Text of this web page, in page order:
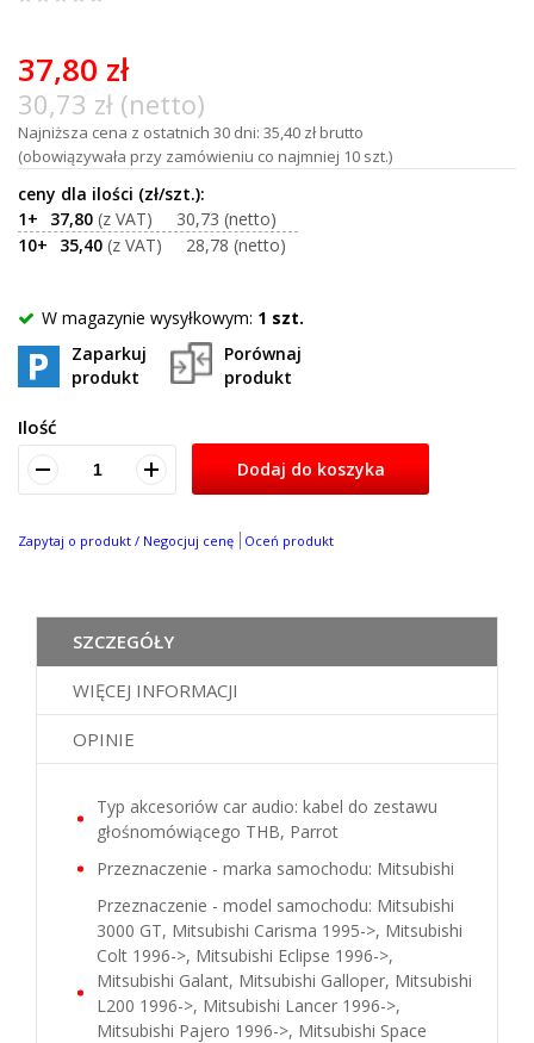
100
37,80 zł
30,73 zł (netto)
Najniższa cena z ostatnich 30 dni: 35,40 zł brutto
(obowiązywała przy zamówieniu co najmniej 10 szt.)
1+ 37,80
30,73
10+
35,40 28,78
W magazynie wysyłkowym: 1 szt.
Zaparkuj
produkt
Porównaj
produkt
Ilość
Dodaj do koszyka
Zapytaj o produkt / Negocjuj cenę Oceń produkt
SZCZEGÓŁY
WIĘCEJ INFORMACJI
OPINIE
Typ akcesoriów car audio: kabel do zestawu
głośnomówiącego THB, Parrot
Przeznaczenie - marka samochodu: Mitsubishi
Przeznaczenie - model samochodu: Mitsubishi
3000 GT, Mitsubishi Carisma 1995->, Mitsubishi
Colt 1996->, Mitsubishi Eclipse 1996->,
Mitsubishi Galant, Mitsubishi Galloper, Mitsubishi
L200 1996->, Mitsubishi Lancer 1996->,
Mitsubishi Pajero 1996->, Mitsubishi Space